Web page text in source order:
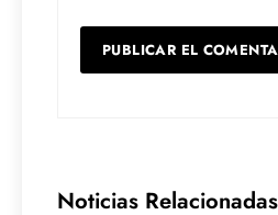
Noticias Relacionadas